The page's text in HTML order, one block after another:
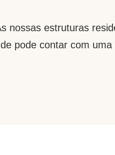
nossas estruturas
pode contar com